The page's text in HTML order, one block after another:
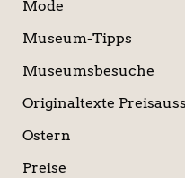
Mode
Museum-Tipps
Museumsbesuche
Originaltexte
Ostern
Preise